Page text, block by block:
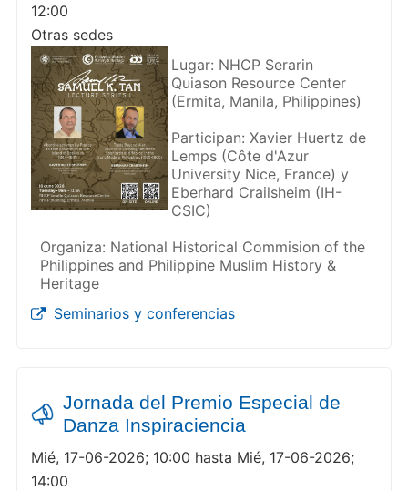
12:00
Otras sedes
Lugar: NHCP Serarin
Quiason Resource Center
(Ermita, Manila, Philippines)
Participan: Xavier Huertz de
Lemps (Côte d'Azur
University Nice, France) y
Eberhard Crailsheim (IH-
CSIC)
Organiza: National Historical Commision of the
Philippines and Philippine Muslim History &
Heritage
Seminarios y conferencias
Jornada del Premio Especial de
Danza Inspiraciencia
Mié, 17-06-2026; 10:00 hasta Mié, 17-06-2026;
14:00